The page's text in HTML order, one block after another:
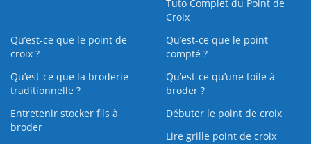
Tuto Complet du Point de
Croix
Qu’est-ce que le point de
croix ?
Qu’est-ce que le point
compté ?
Qu’est-ce que la broderie
traditionnelle ?
Qu’est‑ce qu’une toile à
broder ?
Entretenir stocker fils à
broder
Débuter le point de croix
Lire grille point de croix